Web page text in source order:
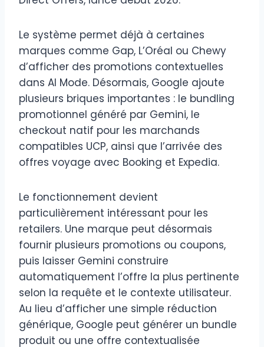
Le système permet déjà à certaines
marques comme Gap, L’Oréal ou Chewy
d’afficher des promotions contextuelles
dans AI Mode. Désormais, Google ajoute
plusieurs briques importantes : le bundling
promotionnel généré par Gemini, le
checkout natif pour les marchands
compatibles UCP, ainsi que l’arrivée des
offres voyage avec Booking et Expedia.
Le fonctionnement devient
particulièrement intéressant pour les
retailers. Une marque peut désormais
fournir plusieurs promotions ou coupons,
puis laisser Gemini construire
automatiquement l’offre la plus pertinente
selon la requête et le contexte utilisateur.
Au lieu d’afficher une simple réduction
générique, Google peut générer un bundle
produit ou une offre contextualisée